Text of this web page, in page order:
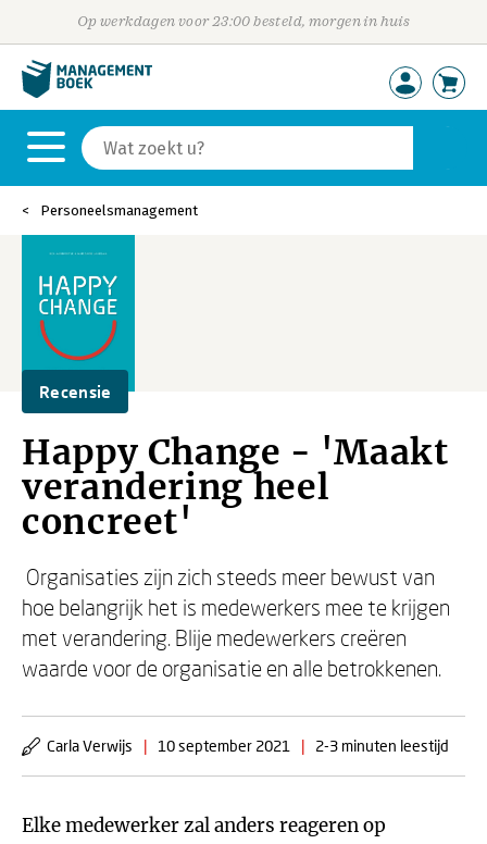
Op werkdagen voor 23:00 besteld, morgen in huis
Personeelsmanagement
Recensie
Happy Change - 'Maakt
verandering heel
concreet'
Organisaties zijn zich steeds meer bewust van
hoe belangrijk het is medewerkers mee te krijgen
met verandering. Blije medewerkers creëren
waarde voor de organisatie en alle betrokkenen.
Carla Verwijs | 10 september 2021 | 2-3 minuten leestijd
Elke medewerker zal anders reageren op